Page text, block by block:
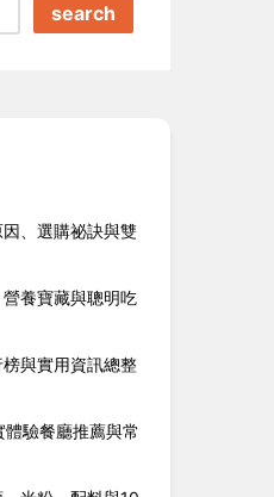
search
、選購祕訣與雙
養寶藏與聰明吃
與實用資訊總整
驗餐廳推薦與常